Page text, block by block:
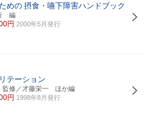
めの摂食・嚥下障害ハンドブック
編
円 2000年5月発行
テーション
修／才藤栄一 ほか編
円 1998年8月発行